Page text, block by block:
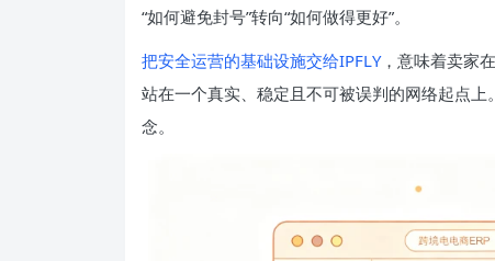
“如何避免封号”转向“如何做得更好”。
把安全运营的基础设施交给IPFLY，意味着卖家
站在一个真实、稳定且不可被误判的网络起点
念。